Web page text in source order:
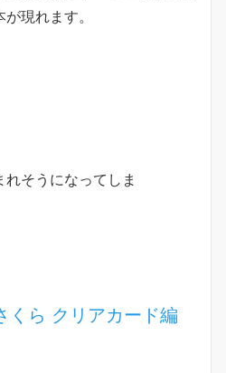
現れます。
そうになってしま
くら クリアカード編